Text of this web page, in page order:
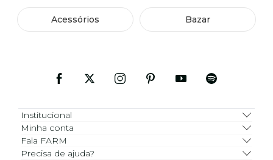
Acessórios Bazar
Institucional
Minha conta
Fala FARM
Precisa de ajuda?